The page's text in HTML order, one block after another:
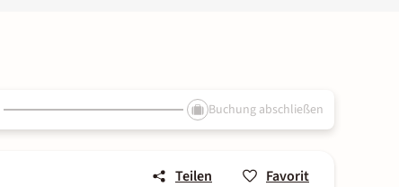
Buchung abschließen
Teilen Favorit